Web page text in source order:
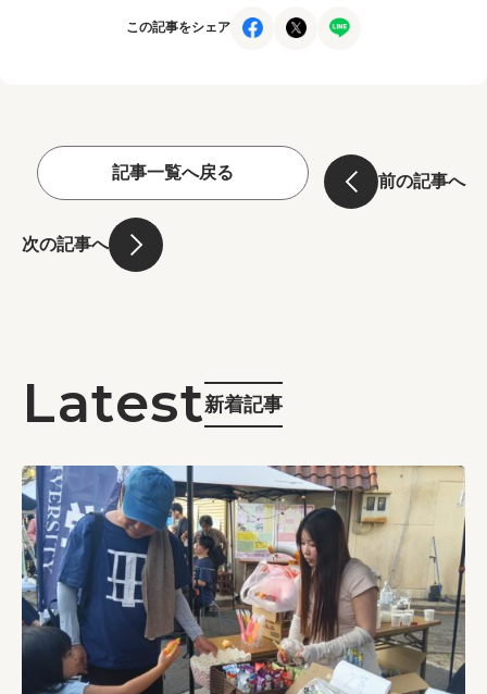
この記事をシェア
前の記事へ
記事一覧へ戻る
次の記事へ
新着記事